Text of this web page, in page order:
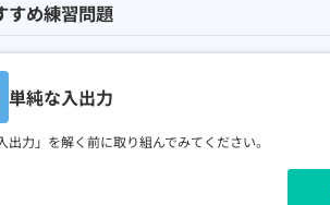
すめ練習問題
単純な入出力
出力」を解く前に取り組んでみてください。